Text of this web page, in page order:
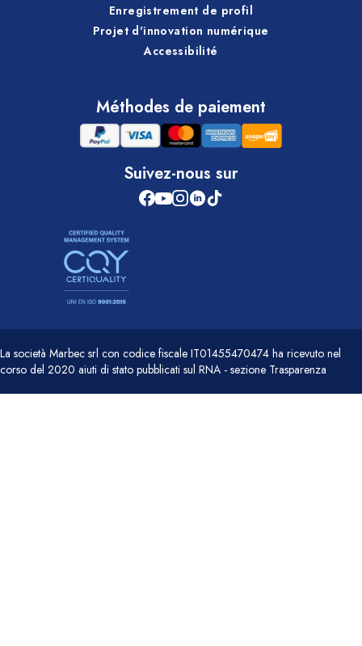
Enregistrement de profil
Projet d'innovation numérique
Accessibilité
Méthodes de paiement
Suivez-nous sur
La società Marbec srl con codice fiscale IT01455470474 ha ricevuto nel
corso del 2020 aiuti di stato pubblicati sul RNA - sezione Trasparenza